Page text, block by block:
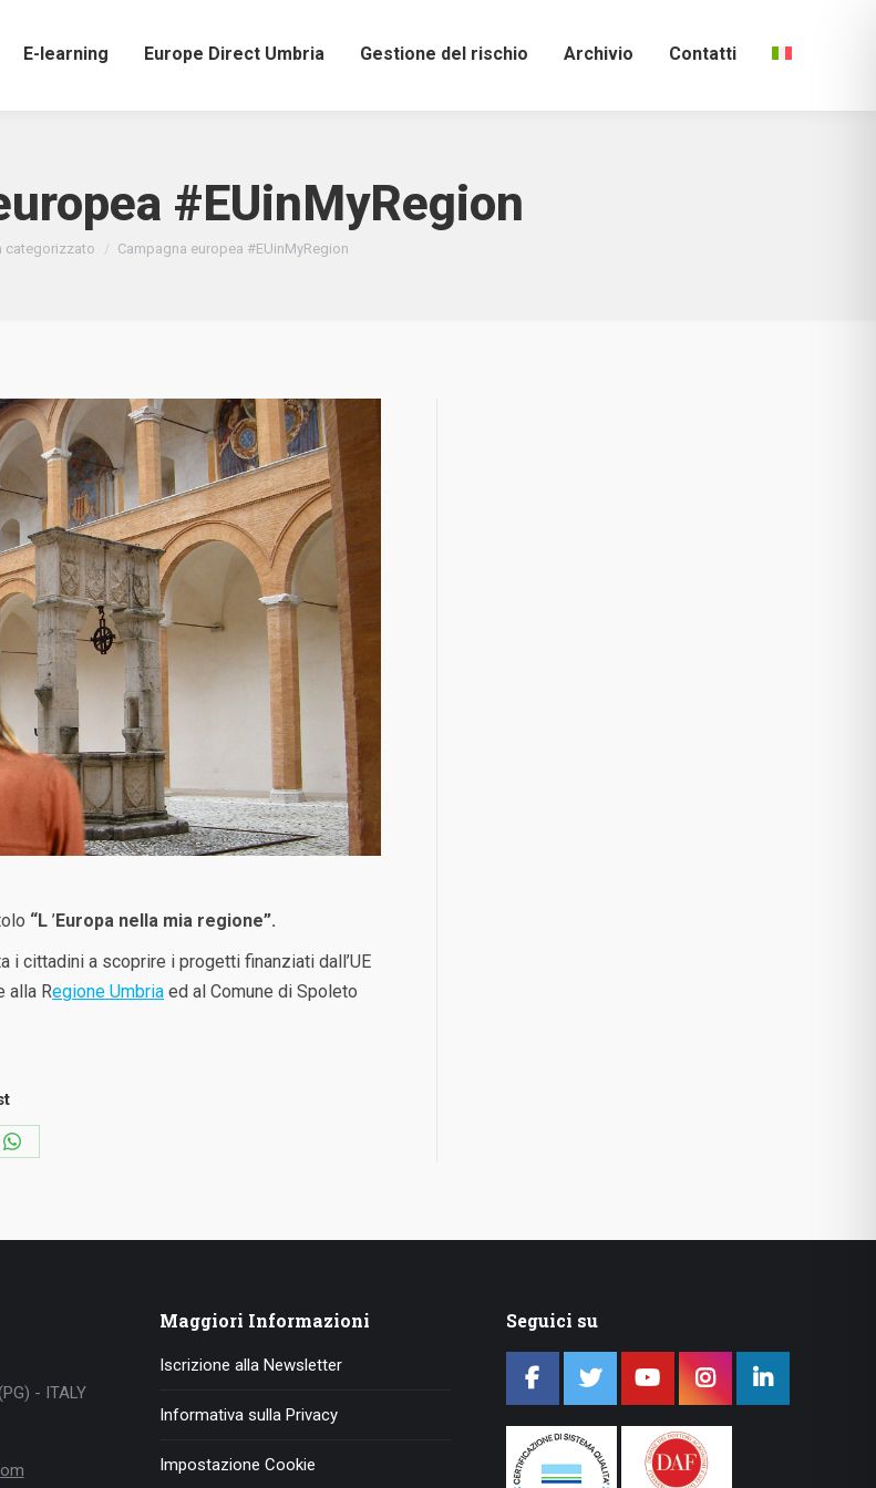
E-learning Europe Direct Umbria Gestione del rischio Archivio Contatti
#EUinMyRegion
categorizzato Campagna europea #EUinMyRegion
“L ’Europa nella mia regione”.
i cittadini a scoprire i progetti finanziati dall’UE
alla Regione Umbria ed al Comune di Spoleto
Condividi
- ITALY
Maggiori Informazioni
Iscrizione alla Newsletter
Informativa sulla Privacy
Impostazione Cookie
Seguici su